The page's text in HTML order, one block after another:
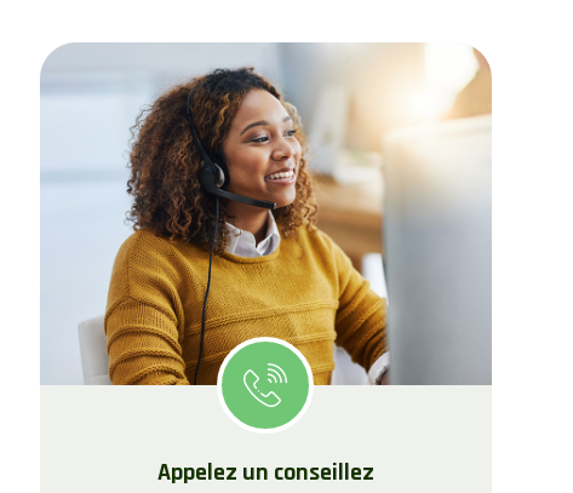
Appelez un conseillez